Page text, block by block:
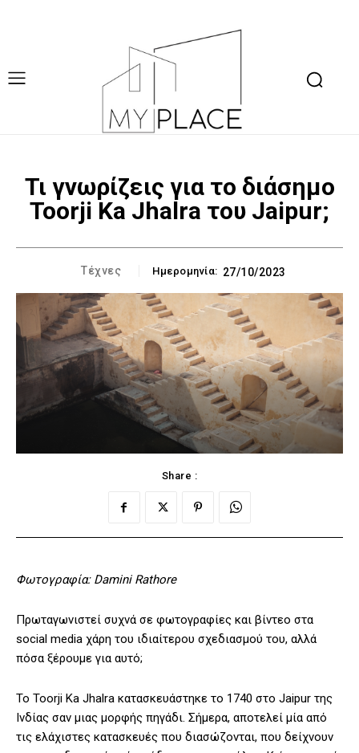
Τι γνωρίζεις για το διάσημο
Toorji Ka Jhalra του Jaipur;
Τέχνες Ημερομηνία: 27/10/2023
Share :
Φωτογραφία: Damini Rathore
Πρωταγωνιστεί συχνά σε φωτογραφίες και βίντεο στα
social media χάρη του ιδιαίτερου σχεδιασμού του, αλλά
πόσα ξέρουμε για αυτό;
Το Toorji Ka Jhalra κατασκευάστηκε το 1740 στο Jaipur της
Ινδίας σαν μιας μορφής πηγάδι. Σήμερα, αποτελεί μία από
τις ελάχιστες κατασκευές που διασώζονται, που δείχνουν